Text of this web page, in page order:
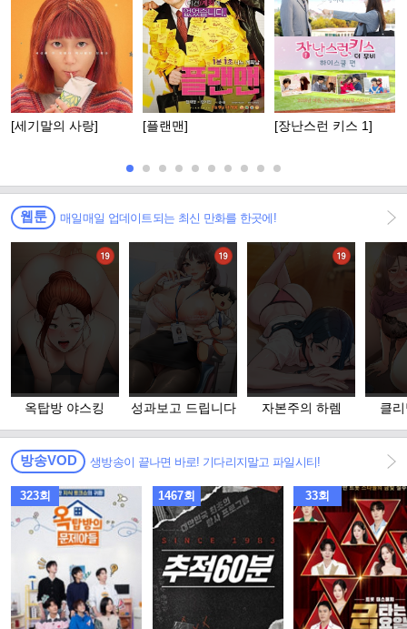
[세기말의 사랑] [플랜맨] [장난스런 키스 1]
웹툰 매일매일 업데이트되는 최신 만화를 한곳에!
옥탑방 야스킹 성과보고 드립니다 자본주의 하렘 클
방송VOD 생방송이 끝나면 바로! 기다리지말고 파일시티!
323회 1467회 33회